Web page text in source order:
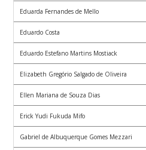
Eduarda Fernandes de Mello
Eduardo Costa
Eduardo Estefano Martins Mostiack
Elizabeth Gregório Salgado de Oliveira
Ellen Mariana de Souza Dias
Erick Yudi Fukuda Mifo
Gabriel de Albuquerque Gomes Mezzari